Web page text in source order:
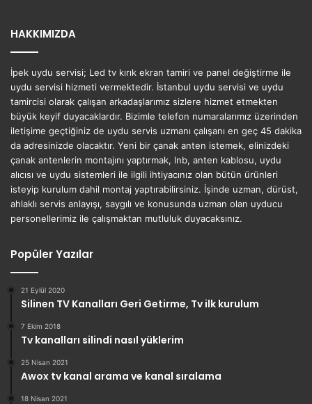
HAKKIMIZDA
İpek uydu servisi; Led tv kırık ekran tamiri ve panel değiştirme ile
uydu servisi hizmeti vermektedir. İstanbul uydu servisi ve uydu
tamircisi olarak çalışan arkadaşlarımız sizlere hizmet etmekten
büyük keyif duyacaklardır. Bizimle telefon numaralarımız üzerinden
iletişime geçtiğiniz de uydu servis uzmanı çalışanı en geç 45 dakika
da adresinizde olacaktır. Yeni bir çanak anten istemek, elinizdeki
çanak antenlerin montajını yaptırmak, lnb, anten kablosu, uydu
alıcısı ve uydu sistemleri ile ilgili ihtiyacınız olan bütün ürünleri
isteyip kurulum dahil montaj yaptırabilirsiniz. İşinde uzman, dürüst,
ahlaklı servis anlayışı, saygılı ve konusunda uzman olan uyducu
personellerimiz ile çalışmaktan mutluluk duyacaksınız.
Popüler Yazılar
21 Eylül 2020
Silinen TV Kanalları Geri Getirme, Tv ilk kurulum
7 Ekim 2018
Tv kanalları silindi nasıl yüklerim
25 Nisan 2021
Awox tv kanal arama ve kanal sıralama
18 Nisan 2021